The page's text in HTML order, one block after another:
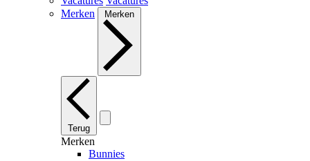
Merken
Merken
Terug
Merken
Bunnies